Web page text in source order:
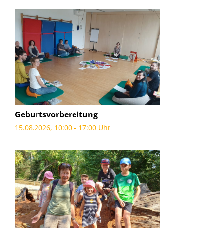
Geburtsvorbereitung
15.08.2026, 10:00 - 17:00 Uhr